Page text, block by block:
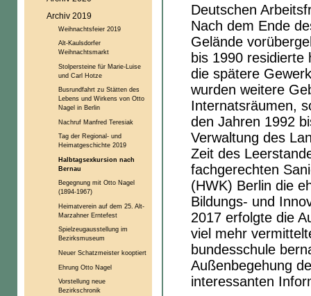
Deutschen
Nach dem Ende
Gelände
bis 1990 residierte
die spätere
wurden weitere
Internatsräumen,
den Jahren 1992
Verwaltung des
Zeit des
fachgerechten
(HWK) Berlin die
Bildungs- und
2017 erfolgte die
viel mehr
bundesschule
Außenbegehung
interessanten
Archiv 2019
Weihnachtsfeier 2019
Alt-Kaulsdorfer
Weihnachtsmarkt
Stolpersteine für Marie-Luise
und Carl Hotze
Busrundfahrt zu Stätten des
Lebens und Wirkens von Otto
Nagel in Berlin
Nachruf Manfred Teresiak
Tag der Regional- und
Heimatgeschichte 2019
Halbtagsexkursion nach
Bernau
Begegnung mit Otto Nagel
(1894-1967)
Heimatverein auf dem 25. Alt-
Marzahner Erntefest
Spielzeugausstellung im
Bezirksmuseum
Neuer Schatzmeister kooptiert
Ehrung Otto Nagel
Vorstellung neue
Bezirkschronik